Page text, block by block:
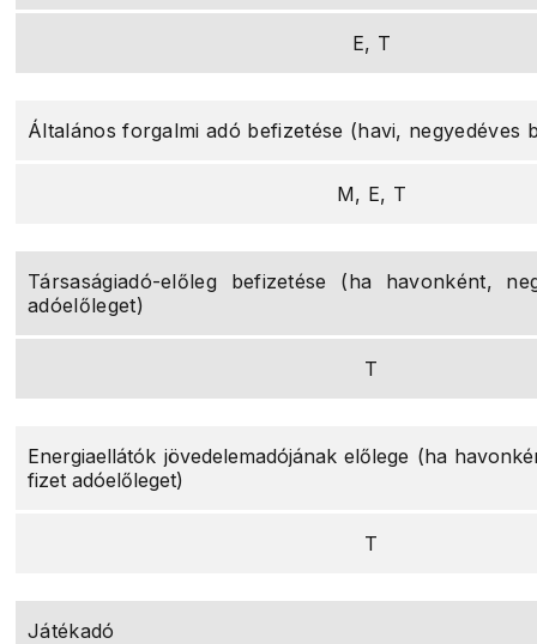
E, T
Általános forgalmi adó befizetése (havi, negyedéves
M, E, T
Társaságiadó-előleg befizetése (ha havonként,
adóelőleget)
T
Energiaellátók jövedelemadójának előlege (ha
fizet adóelőleget)
T
Játékadó